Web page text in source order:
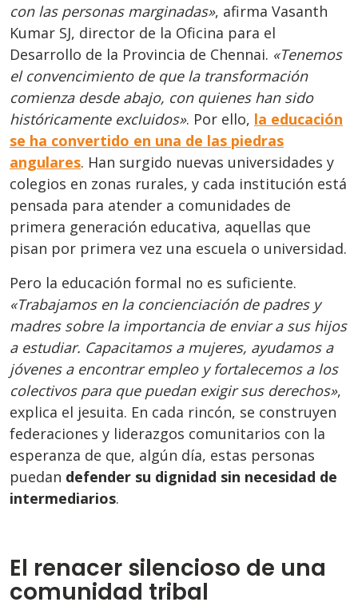
con las personas marginadas», afirma Vasanth
Kumar SJ, director de la Oficina para el
Desarrollo de la Provincia de Chennai. «Tenemos
el convencimiento de que la transformación
comienza desde abajo, con quienes han sido
históricamente excluidos». Por ello, la educación
se ha convertido en una de las piedras
angulares. Han surgido nuevas universidades y
colegios en zonas rurales, y cada institución está
pensada para atender a comunidades de
primera generación educativa, aquellas que
pisan por primera vez una escuela o universidad.
Pero la educación formal no es suficiente.
«Trabajamos en la concienciación de padres y
madres sobre la importancia de enviar a sus hijos
a estudiar. Capacitamos a mujeres, ayudamos a
jóvenes a encontrar empleo y fortalecemos a los
colectivos para que puedan exigir sus derechos»,
explica el jesuita. En cada rincón, se construyen
federaciones y liderazgos comunitarios con la
esperanza de que, algún día, estas personas
puedan defender su dignidad sin necesidad de
intermediarios.
El renacer silencioso de una
comunidad tribal